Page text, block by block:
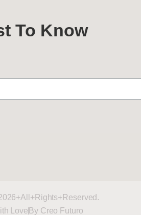
To Know
Love By Creo Futuro